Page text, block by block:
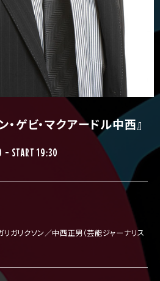
・ゲビ・マクアードル中西』
- START 19:30
ガリクソン／中西正男（芸能ジャーナリス